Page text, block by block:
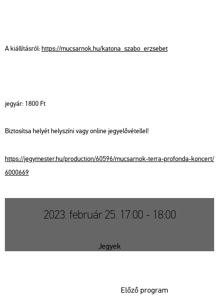
A ki­ál­lí­tás­ról:https://​mu­csar­nok.​hu/​ka­to­na_​sza­bo_​er­zse­bet
jegy­ár: 1800 Ft
Biz­to­sít­sa he­lyét hely­szí­ni vagy on­line jegy­elő­vé­tel­lel!
https://​jegy­mes­ter.​hu/​pro­duc­ti­on/​60596/​mu­csar­nok-​terra-​pro­fon­da-​kon­cert/​
6000669
2023. február 25. 17:00 - 18:00
Jegyek
Előző program